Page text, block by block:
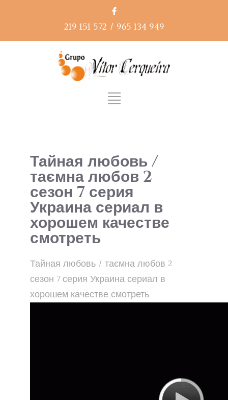
219 151 572 / 965 134 949
Тайная любовь /
таємна любов 2
сезон 7 серия
Украина сериал в
хорошем качестве
смотреть
Тайная любовь / таємна любов 2
сезон 7 серия Украина сериал в
хорошем качестве смотреть